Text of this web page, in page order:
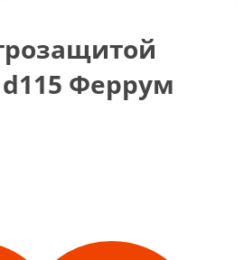
Феррум